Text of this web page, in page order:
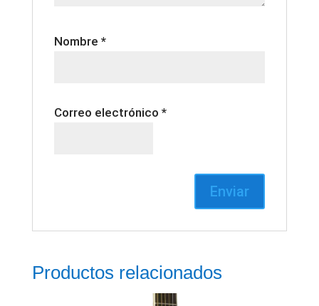
Nombre *
Correo electrónico *
Productos relacionados